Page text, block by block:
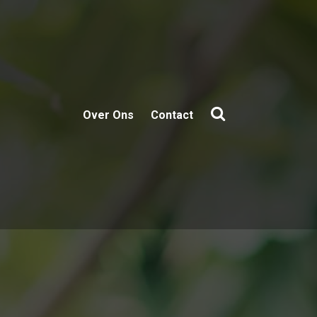
Over Ons Contact